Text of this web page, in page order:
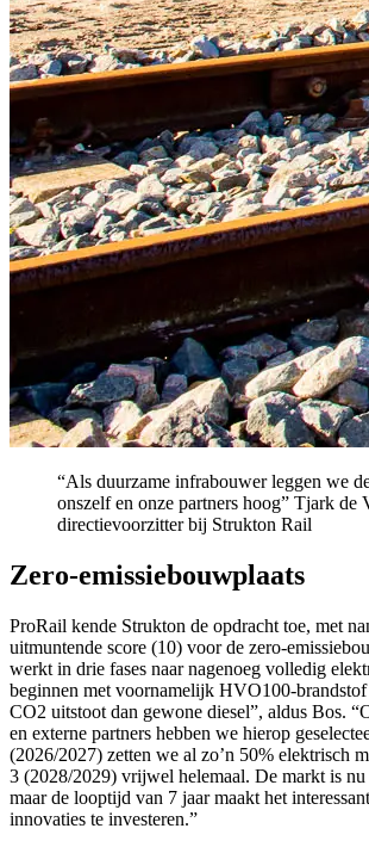
“Als duurzame infrabouwer leggen we
onszelf en onze partners hoog” Tjark de
directievoorzitter bij Strukton Rail
Zero-emissiebouwplaats
ProRail kende Strukton de opdracht toe, met
uitmuntende score (10) voor de zero-
werkt in drie fases naar nagenoeg volledig
beginnen met voornamelijk HVO100-
CO2 uitstoot dan gewone diesel”, aldus Bos.
en externe partners hebben we hierop
(2026/2027) zetten we al zo’n 50% elektrisch
3 (2028/2029) vrijwel helemaal. De markt is nu
maar de looptijd van 7 jaar maakt het
innovaties te investeren.”